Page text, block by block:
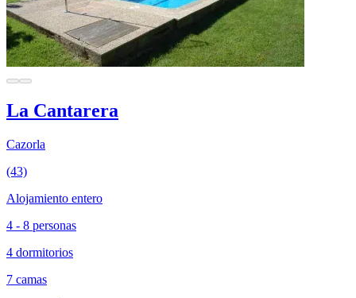
La Cantarera
Cazorla
(43)
Alojamiento entero
4 - 8 personas
4 dormitorios
7 camas